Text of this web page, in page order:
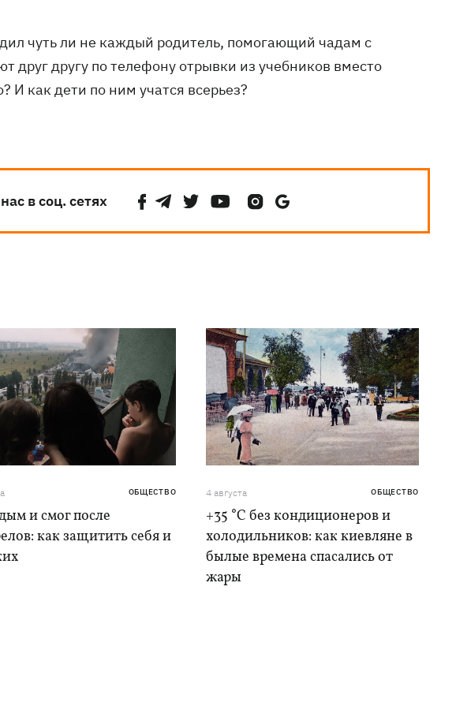
чуть ли не каждый родитель, помогающий чадам с
другу по телефону отрывки из учебников вместо
И как дети по ним учатся всерьез?
в соц. сетях
ОБЩЕСТВО
и смог после
как защитить себя и
4 августа ОБЩЕСТВО
+35 °C без кондиционеров и
холодильников: как киевляне в
былые времена спасались от
жары